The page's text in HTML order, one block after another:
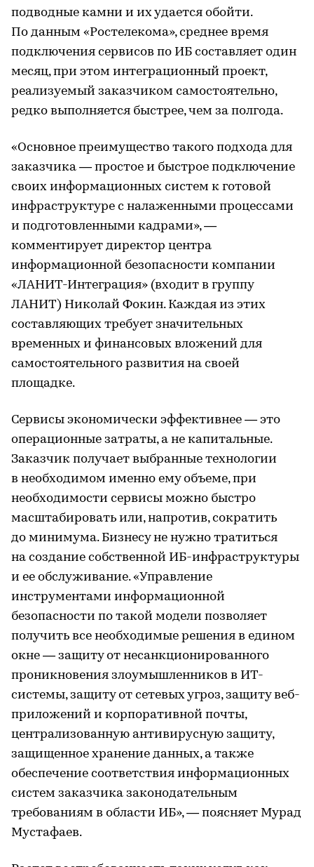
подводные камни и их удается обойти.
По данным «Ростелекома», среднее время
подключения сервисов по ИБ составляет один
месяц, при этом интеграционный проект,
реализуемый заказчиком самостоятельно,
редко выполняется быстрее, чем за полгода.
«Основное преимущество такого подхода для
заказчика — простое и быстрое подключение
своих информационных систем к готовой
инфраструктуре с налаженными процессами
и подготовленными кадрами», —
комментирует директор центра
информационной безопасности компании
«ЛАНИТ-Интеграция» (входит в группу
ЛАНИТ) Николай Фокин. Каждая из этих
составляющих требует значительных
временных и финансовых вложений для
самостоятельного развития на своей
площадке.
Cервисы экономически эффективнее — это
операционные затраты, а не капитальные.
Заказчик получает выбранные технологии
в необходимом именно ему объеме, при
необходимости сервисы можно быстро
масштабировать или, напротив, сократить
до минимума. Бизнесу не нужно тратиться
на создание собственной ИБ-инфраструктуры
и ее обслуживание. «Управление
инструментами информационной
безопасности по такой модели позволяет
получить все необходимые решения в едином
окне — защиту от несанкционированного
проникновения злоумышленников в ИТ-
системы, защиту от сетевых угроз, защиту веб-
приложений и корпоративной почты,
централизованную антивирусную защиту,
защищенное хранение данных, а также
обеспечение соответствия информационных
систем заказчика законодательным
требованиям в области ИБ», — поясняет Мурад
Мустафаев.